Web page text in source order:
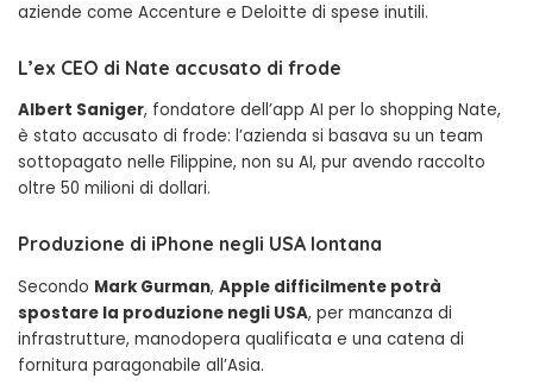
aziende come Accenture e Deloitte di spese inutili.
L’ex CEO di Nate accusato di frode
Albert Saniger, fondatore dell’app AI per lo shopping Nate,
è stato accusato di frode: l’azienda si basava su un team
sottopagato nelle Filippine, non su AI, pur avendo raccolto
oltre 50 milioni di dollari.
Produzione di iPhone negli USA lontana
Secondo Mark Gurman, Apple difficilmente potrà
spostare la produzione negli USA, per mancanza di
infrastrutture, manodopera qualificata e una catena di
fornitura paragonabile all’Asia.